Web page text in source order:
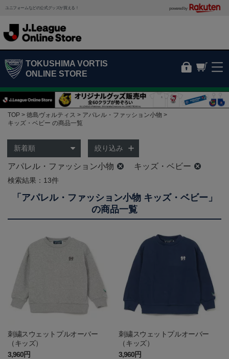
ユニフォームなどの公式グッズが買える！ powered by
TOKUSHIMA VORTIS
ONLINE STORE
TOP 徳島ヴォルティス
アパレル・ファッション小物
キッズ・ベビー の商品一覧
絞り込み
アパレル・ファッション小物 キッズ・ベビー
検索結果：13件
「アパレル・ファッション小物 キッズ・ベビー」
の商品一覧
刺繍スウェットプルオーバー
（キッズ）
3,960円
刺繍スウェットプルオーバー
（キッズ）
3,960円